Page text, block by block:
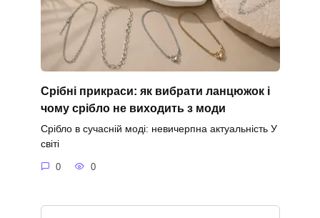
Срібні прикраси: як вибрати ланцюжок і
чому срібло не виходить з моди
Срібло в сучасній моді: невичерпна актуальність У
світі
0 0